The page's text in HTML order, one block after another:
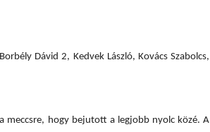
Dávid 2, Kedvek László, Kovács Szabolcs,
meccsre, hogy bejutott a legjobb nyolc közé. A